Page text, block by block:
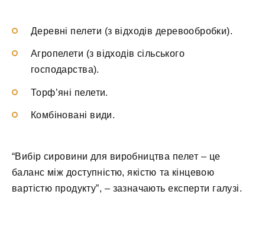
Деревні пелети (з відходів деревообробки).
Агропелети (з відходів сільського
господарства).
Торф’яні пелети.
Комбіновані види.
“Вибір сировини для виробництва пелет – це
баланс між доступністю, якістю та кінцевою
вартістю продукту”, – зазначають експерти галузі.